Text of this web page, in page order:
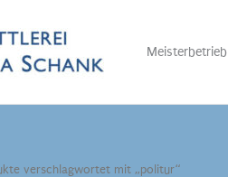
Meisterbetrieb
verschlagwortet mit „politur“